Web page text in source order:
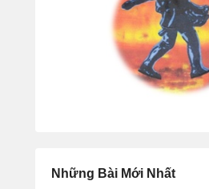
Những Bài Mới Nhất